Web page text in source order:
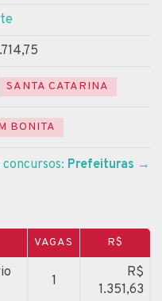
SANTA CATARINA
BONITA
concursos: Prefeituras →
VAGAS R$
1
R$
1.351,63